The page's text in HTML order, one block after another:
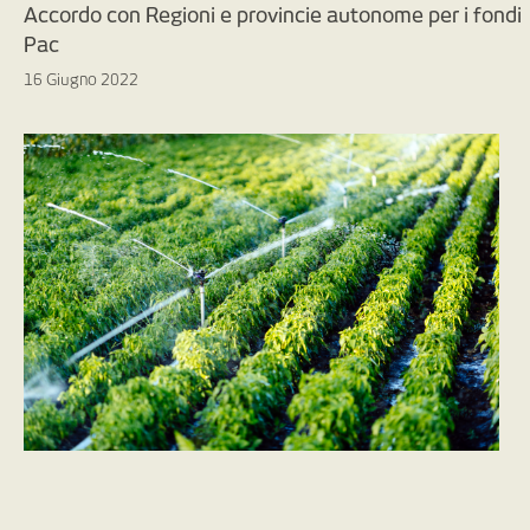
Accordo con Regioni e provincie autonome per i fondi
Pac
16 Giugno 2022